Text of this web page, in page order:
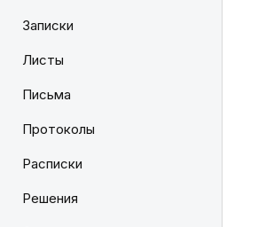
Записки
Листы
Письма
Протоколы
Расписки
Решения